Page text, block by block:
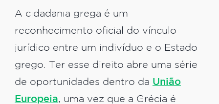
A cidadania grega é um
reconhecimento oficial do vínculo
jurídico entre um indivíduo e o Estado
grego. Ter esse direito abre uma série
de oportunidades dentro da União
Europeia, uma vez que a Grécia é